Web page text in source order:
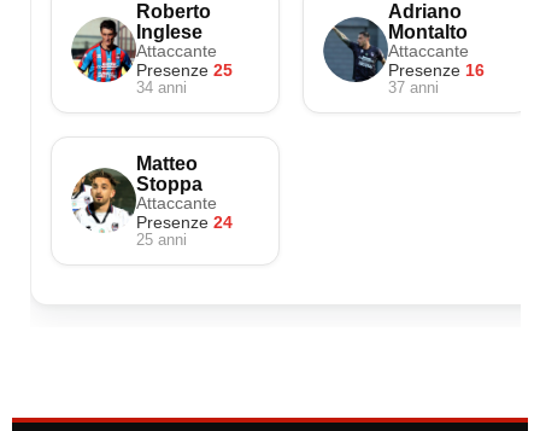
Roberto
Inglese
Attaccante
Presenze 25
34 anni
Adriano
Montalto
Attaccante
Presenze16
37 anni
Matteo
Stoppa
Attaccante
Presenze 24
25 anni